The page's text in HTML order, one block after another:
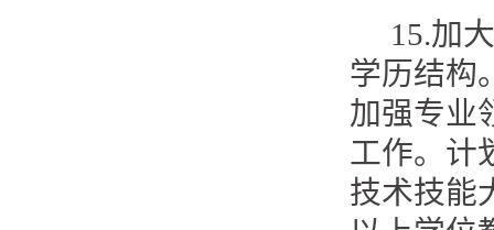
15.加
学历结构
加强专业
工作。计
技术技能